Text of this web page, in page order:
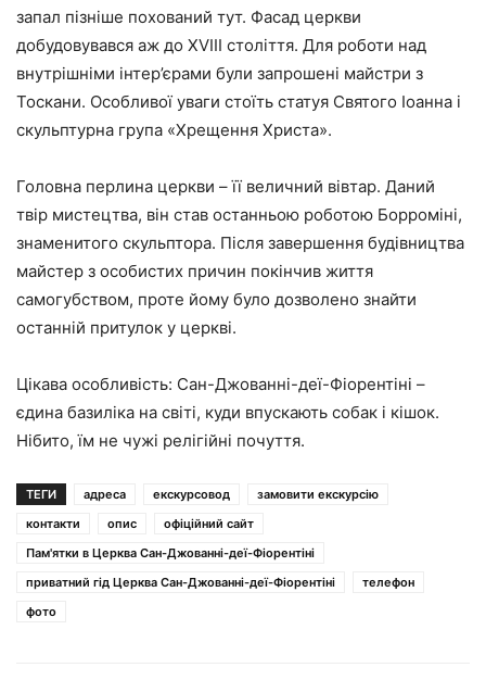
запал пізніше похований тут. Фасад церкви
добудовувався аж до XVIII століття. Для роботи над
внутрішніми інтер’єрами були запрошені майстри з
Тоскани. Особливої уваги стоїть статуя Святого Іоанна і
скульптурна група «Хрещення Христа».
Головна перлина церкви – її величний вівтар. Даний
твір мистецтва, він став останньою роботою Борроміні,
знаменитого скульптора. Після завершення будівництва
майстер з особистих причин покінчив життя
самогубством, проте йому було дозволено знайти
останній притулок у церкві.
Цікава особливість: Сан-Джованні-деї-Фіорентіні –
єдина базиліка на світі, куди впускають собак і кішок.
Нібито, їм не чужі релігійні почуття.
ТЕГИ адреса екскурсовод
замовити екскурсію
контакти
опис
офіційний сайт
Пам'ятки в Церква Сан-Джованні-деї-Фіорентіні
приватний гід Церква Сан-Джованні-деї-Фіорентіні
телефон
фото